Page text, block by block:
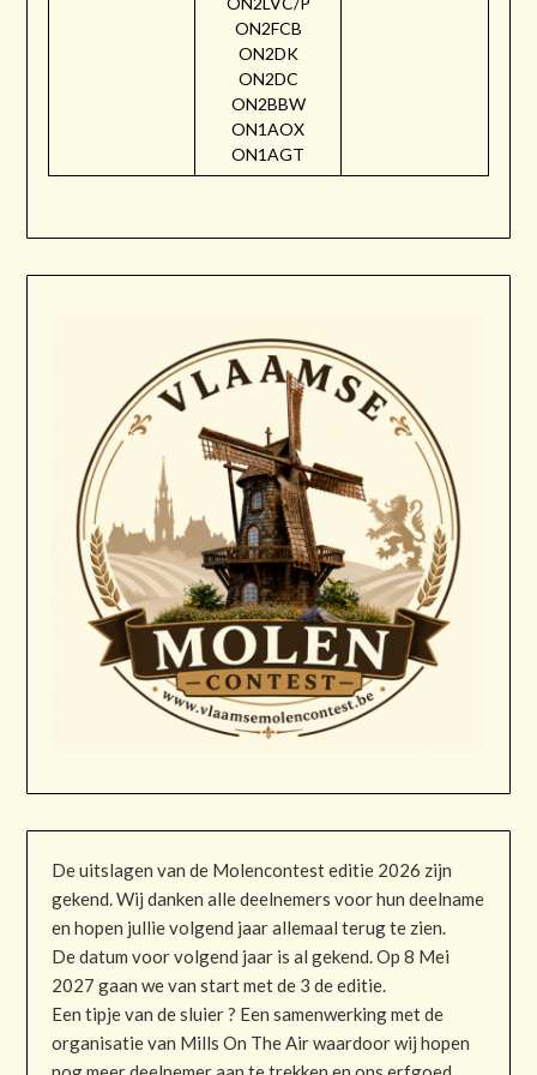
ON2FCB
ON2DK
ON2DC
ON2BBW
ON1AOX
ON1AGT
De uitslagen van de Molencontest editie 2026 zijn
gekend. Wij danken alle deelnemers voor hun deelname
en hopen jullie volgend jaar allemaal terug te zien.
De datum voor volgend jaar is al gekend. Op 8 Mei
2027 gaan we van start met de 3 de editie.
Een tipje van de sluier ? Een samenwerking met de
organisatie van Mills On The Air waardoor wij hopen